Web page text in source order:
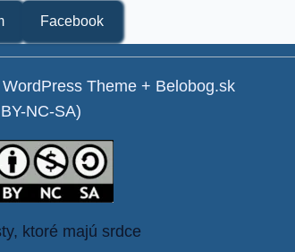
Facebook
WordPress Theme + Belobog.sk
NC-SA)
ktoré majú srdce